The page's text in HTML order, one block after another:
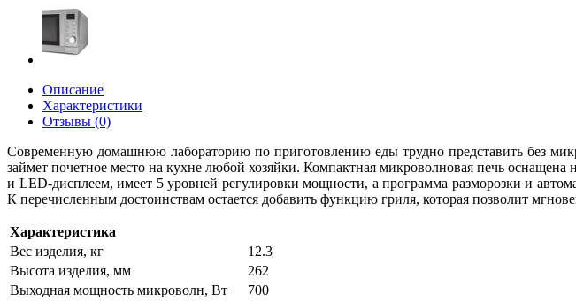
Описание
Характеристики
Отзывы (0)
Современную домашнюю лабораторию по приготовлению еды трудно представить без
займет почетное место на кухне любой хозяйки. Компактная микроволновая печь
и LED-дисплеем, имеет 5 уровней регулировки мощности, а программа разморозки и
К перечисленным достоинствам остается добавить функцию гриля, которая позволит
Характеристика
Вес изделия, кг
12.3
Высота изделия, мм
262
Выходная мощность микроволн, Вт
700